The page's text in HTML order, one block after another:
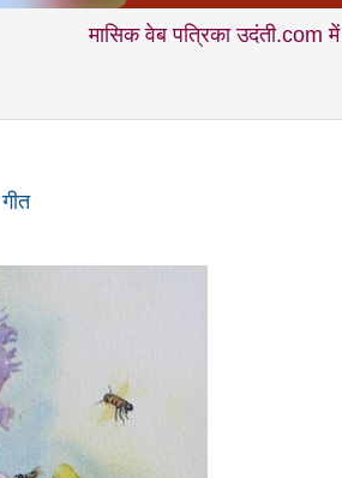
मासिक वेब पत्रिका उदंती.com में आप
गीत